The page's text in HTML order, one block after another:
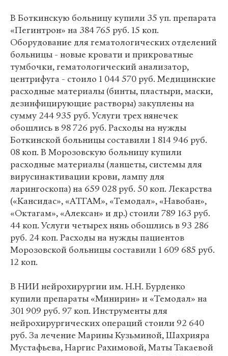
В Боткинскую больницу купили 35 уп. препарата
«Пегинтрон» на 384 765 руб. 15 коп.
Оборудование для гематологических отделений
больницы - новые кровати и прикроватные
тумбочки, гематологический анализатор,
центрифуга - стоило 1 044 570 руб. Медицинские
расходные материалы (бинты, пластыри, маски,
дезинфицирующие растворы) закуплены на
сумму 244 935 руб. Услуги трех нянечек
обошлись в 98 726 руб. Расходы на нужды
Боткинской больницы составили 1 814 946 руб.
08 коп. В Морозовскую больницу купили
расходные материалы (ланцеты, системы для
вирусинактивации крови, лампу для
ларингоскопа) на 659 028 руб. 50 коп. Лекарства
(«Кансидас», «АТГАМ», «Темодал», «Навобан»,
«Октагам», «Алексан» и др.) стоили 789 163 руб.
44 коп. Услуги четырех нянь обошлись в 93 286
руб. 24 коп. Расходы на нужды пациентов
Морозовской больницы составили 1 609 685 руб.
12 коп.
В НИИ нейрохирургии им. Н.Н. Бурденко
купили препараты «Минирин» и «Темодал» на
301 909 руб. 97 коп. Инструменты для
нейрохирургических операций стоили 92 640
руб. За лечение Марины Кузьминой, Шахрияра
Мустафьева, Наргис Рахимовой, Маты Такаевой